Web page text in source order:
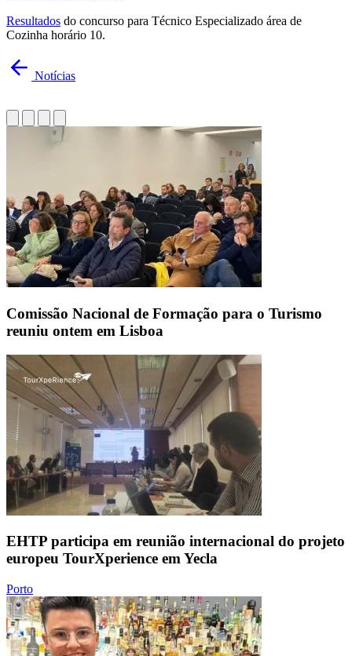
Resultados do concurso para Técnico Especializado área de
Cozinha horário 10.
Notícias
Comissão Nacional de Formação para o Turismo
reuniu ontem em Lisboa
EHTP participa em reunião internacional do projeto
europeu TourXperience em Yecla
Porto